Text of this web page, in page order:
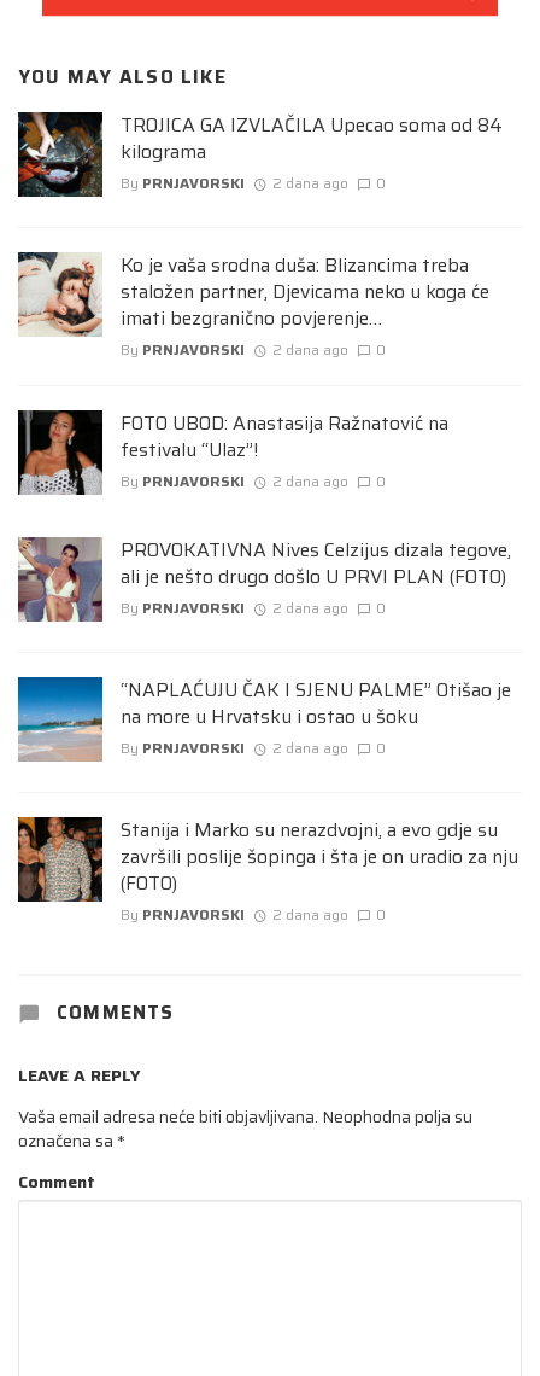
YOU MAY ALSO LIKE
TROJICA GA IZVLAČILA Upecao soma od 84
kilograma
By PRNJAVORSKI 2 dana ago 0
Ko je vaša srodna duša: Blizancima treba
staložen partner, Djevicama neko u koga će
imati bezgranično povjerenje…
By PRNJAVORSKI 2 dana ago 0
FOTO UBOD: Anastasija Ražnatović na
festivalu “Ulaz”!
By PRNJAVORSKI 2 dana ago 0
PROVOKATIVNA Nives Celzijus dizala tegove,
ali je nešto drugo došlo U PRVI PLAN (FOTO)
By PRNJAVORSKI 2 dana ago 0
“NAPLAĆUJU ČAK I SJENU PALME” Otišao je
na more u Hrvatsku i ostao u šoku
By PRNJAVORSKI 2 dana ago 0
Stanija i Marko su nerazdvojni, a evo gdje su
završili poslije šopinga i šta je on uradio za nju
(FOTO)
By PRNJAVORSKI 2 dana ago 0
COMMENTS
LEAVE A REPLY
Vaša email adresa neće biti objavljivana. Neophodna polja su
označena sa *
Comment